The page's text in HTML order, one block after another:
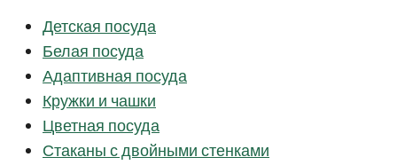
Детская посуда
Белая посуда
Адаптивная посуда
Кружки и чашки
Цветная посуда
Стаканы с двойными стенками